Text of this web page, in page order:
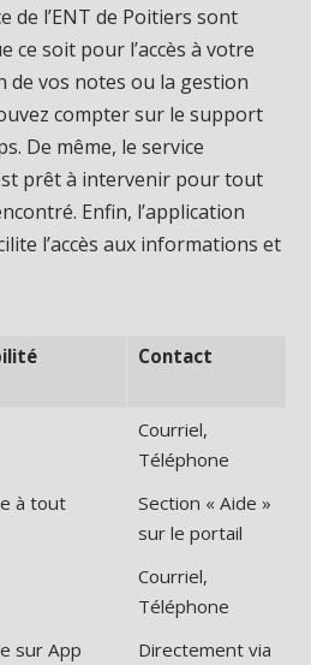
de l’ENT de Poitiers sont
ce soit pour l’accès à votre
de vos notes ou la gestion
compter sur le support
De même, le service
prêt à intervenir pour tout
Enfin, l’application
l’accès aux informations et
Contact
Courriel,
Téléphone
à tout
Section « Aide »
sur le portail
Courriel,
Téléphone
sur App
Directement via